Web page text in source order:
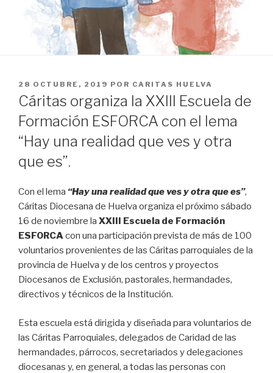
PUBLICADO
EN
28 OCTUBRE, 2019 POR CARITAS HUELVA
Cáritas organiza la XXIII Escuela de
Formación ESFORCA con el lema
“Hay una realidad que ves y otra
que es”.
Con el lema “Hay una realidad que ves y otra que es”,
Cáritas Diocesana de Huelva organiza el próximo sábado
16 de noviembre la XXIII Escuela de Formación
ESFORCAcon una participación prevista de más de 100
voluntarios provenientes de las Cáritas parroquiales de la
provincia de Huelva y de los centros y proyectos
Diocesanos de Exclusión, pastorales, hermandades,
directivos y técnicos de la Institución.
Esta escuela está dirigida y diseñada para voluntarios de
las Cáritas Parroquiales, delegados de Caridad de las
hermandades, párrocos, secretariados y delegaciones
diocesanas y, en general, a todas las personas con